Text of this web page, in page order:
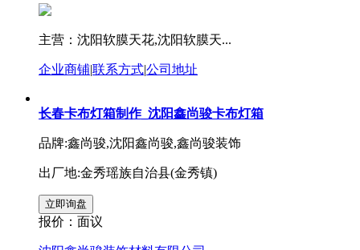
主营：沈阳软膜天花,沈阳软膜天...
企业商铺|联系方式|公司地址
长春卡布灯箱制作_沈阳鑫尚骏卡布灯箱
品牌:鑫尚骏,沈阳鑫尚骏,鑫尚骏装饰
出厂地:金秀瑶族自治县(金秀镇)
报价： 面议